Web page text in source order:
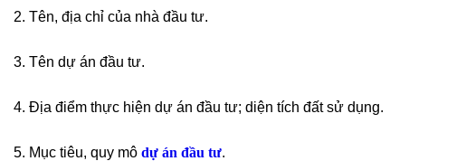
2. Tên, địa chỉ của nhà đầu tư.
3. Tên dự án đầu tư.
4. Địa điểm thực hiện dự án đầu tư; diện tích đất sử dụng.
5. Mục tiêu, quy mô dự án đầu tư.